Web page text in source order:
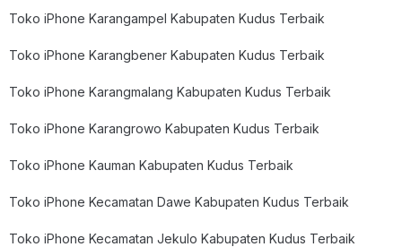
Toko iPhone Karangampel Kabupaten Kudus Terbaik
Toko iPhone Karangbener Kabupaten Kudus Terbaik
Toko iPhone Karangmalang Kabupaten Kudus Terbaik
Toko iPhone Karangrowo Kabupaten Kudus Terbaik
Toko iPhone Kauman Kabupaten Kudus Terbaik
Toko iPhone Kecamatan Dawe Kabupaten Kudus Terbaik
Toko iPhone Kecamatan Jekulo Kabupaten Kudus Terbaik